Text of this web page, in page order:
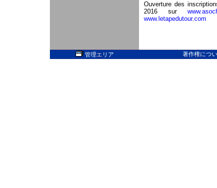
Ouverture des
2016 sur
www.letapedutour.com
管理エリア 著作権につ